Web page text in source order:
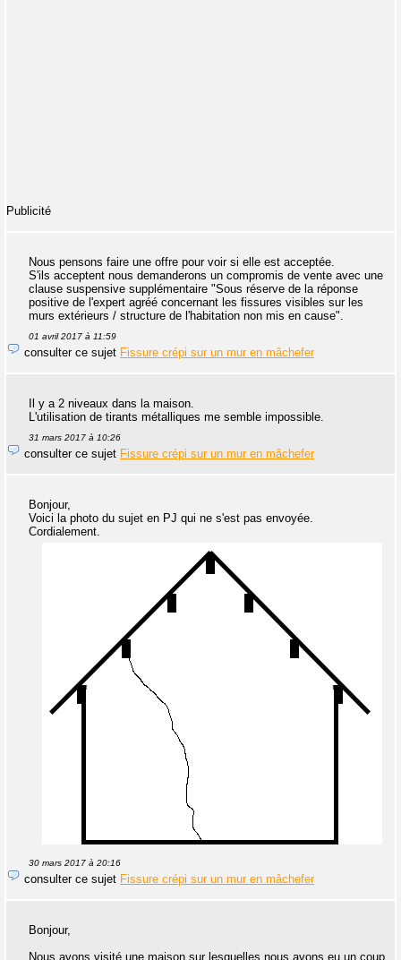
Publicité
Nous pensons faire une offre pour voir si elle est acceptée.
S'ils acceptent nous demanderons un compromis de vente avec une
clause suspensive supplémentaire "Sous réserve de la réponse
positive de l'expert agréé concernant les fissures visibles sur les
murs extérieurs / structure de l'habitation non mis en cause".
01 avril 2017 à 11:59
consulter ce sujet Fissure crépi sur un mur en mâchefer
Il y a 2 niveaux dans la maison.
L'utilisation de tirants métalliques me semble impossible.
31 mars 2017 à 10:26
consulter ce sujet Fissure crépi sur un mur en mâchefer
Bonjour,
Voici la photo du sujet en PJ qui ne s'est pas envoyée.
Cordialement.
30 mars 2017 à 20:16
consulter ce sujet Fissure crépi sur un mur en mâchefer
Bonjour,
Nous avons visité une maison sur lesquelles nous avons eu un coup